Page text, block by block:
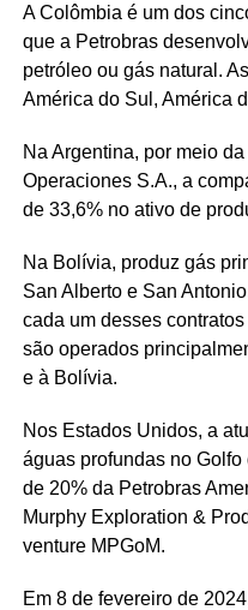
A Colômbia é um dos
que a Petrobras
petróleo ou gás natural.
América do Sul, América
Na Argentina, por meio
Operaciones S.A., a
de 33,6% no ativo de
Na Bolívia, produz gás
San Alberto e San
cada um desses
são operados
e à Bolívia.
Nos Estados Unidos, a
águas profundas no
de 20% da Petrobras
Murphy Exploration &
venture MPGoM.
Em 8 de fevereiro de